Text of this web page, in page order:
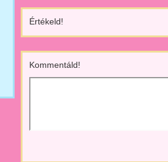
Értékeld!
Kommentáld!